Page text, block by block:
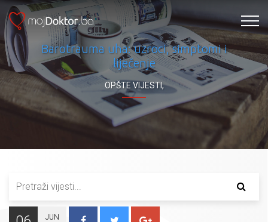
Barotrauma uha: uzroci, simptomi i
liječenje
OPŠTE VIJESTI,
JUN